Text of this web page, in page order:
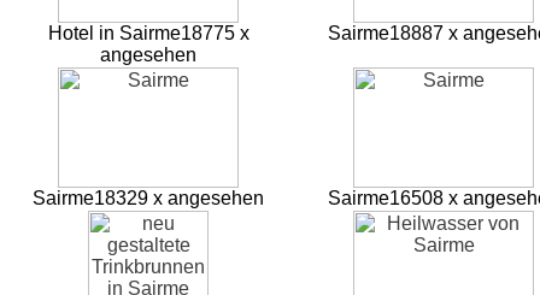
Hotel in Sairme18775 x
angesehen
Sairme18887 x
Sairme18329 x angesehen Sairme16508 x